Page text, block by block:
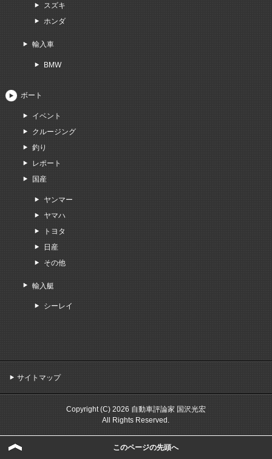
スズキ
ホンダ
輸入車
BMW
ボート
イベント
クルージング
釣り
レポート
国産
ヤンマー
ヤマハ
トヨタ
日産
その他
輸入艇
シーレイ
サイトマップ
Copyright (C) 2026 自動車評論家 国沢光宏
All Rights Reserved.
このページの先頭へ